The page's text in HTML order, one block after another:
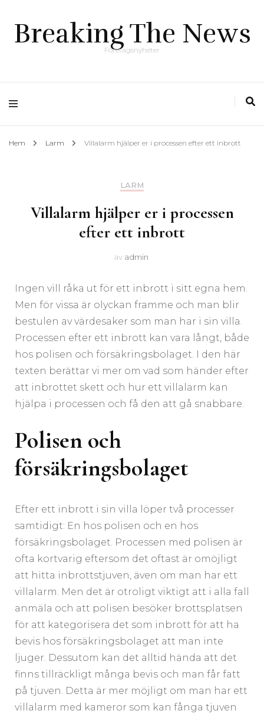
Breaking The News
Företagsnyheter
Hem Larm Villalarm hjälper er i processen efter ett inbrott
LARM
Villalarm hjälper er i processen
efter ett inbrott
av admin
Ingen vill råka ut för ett inbrott i sitt egna hem.
Men för vissa är olyckan framme och man blir
bestulen av värdesaker som man har i sin villa.
Processen efter ett inbrott kan vara långt, både
hos polisen och försäkringsbolaget. I den här
texten berättar vi mer om vad som händer efter
att inbrottet skett och hur ett villalarm kan
hjälpa i processen och få den att gå snabbare.
Polisen och
försäkringsbolaget
Efter ett inbrott i sin villa löper två processer
samtidigt: En hos polisen och en hos
försäkringsbolaget. Processen med polisen är
ofta kortvarig eftersom det oftast är omöjligt
att hitta inbrottstjuven, även om man har ett
villalarm. Men det är otroligt viktigt att i alla fall
anmäla och att polisen besöker brottsplatsen
för att kategorisera det som inbrott för att ha
bevis hos försäkringsbolaget att man inte
ljuger. Dessutom kan det alltid hända att det
finns tillräckligt många bevis och man får fatt
på tjuven. Detta är mer möjligt om man har ett
villalarm med kameror som kan fånga tjuven